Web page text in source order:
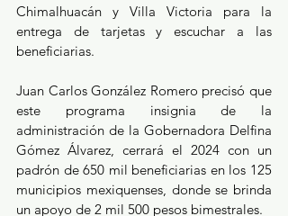
Chimalhuacán y Villa Victoria para la
entrega de tarjetas y escuchar a las
beneficiarias.
Juan Carlos González Romero precisó que
este programa insignia de la
administración de la Gobernadora Delfina
Gómez Álvarez, cerrará el 2024 con un
padrón de 650 mil beneficiarias en los 125
municipios mexiquenses, donde se brinda
un apoyo de 2 mil 500 pesos bimestrales.